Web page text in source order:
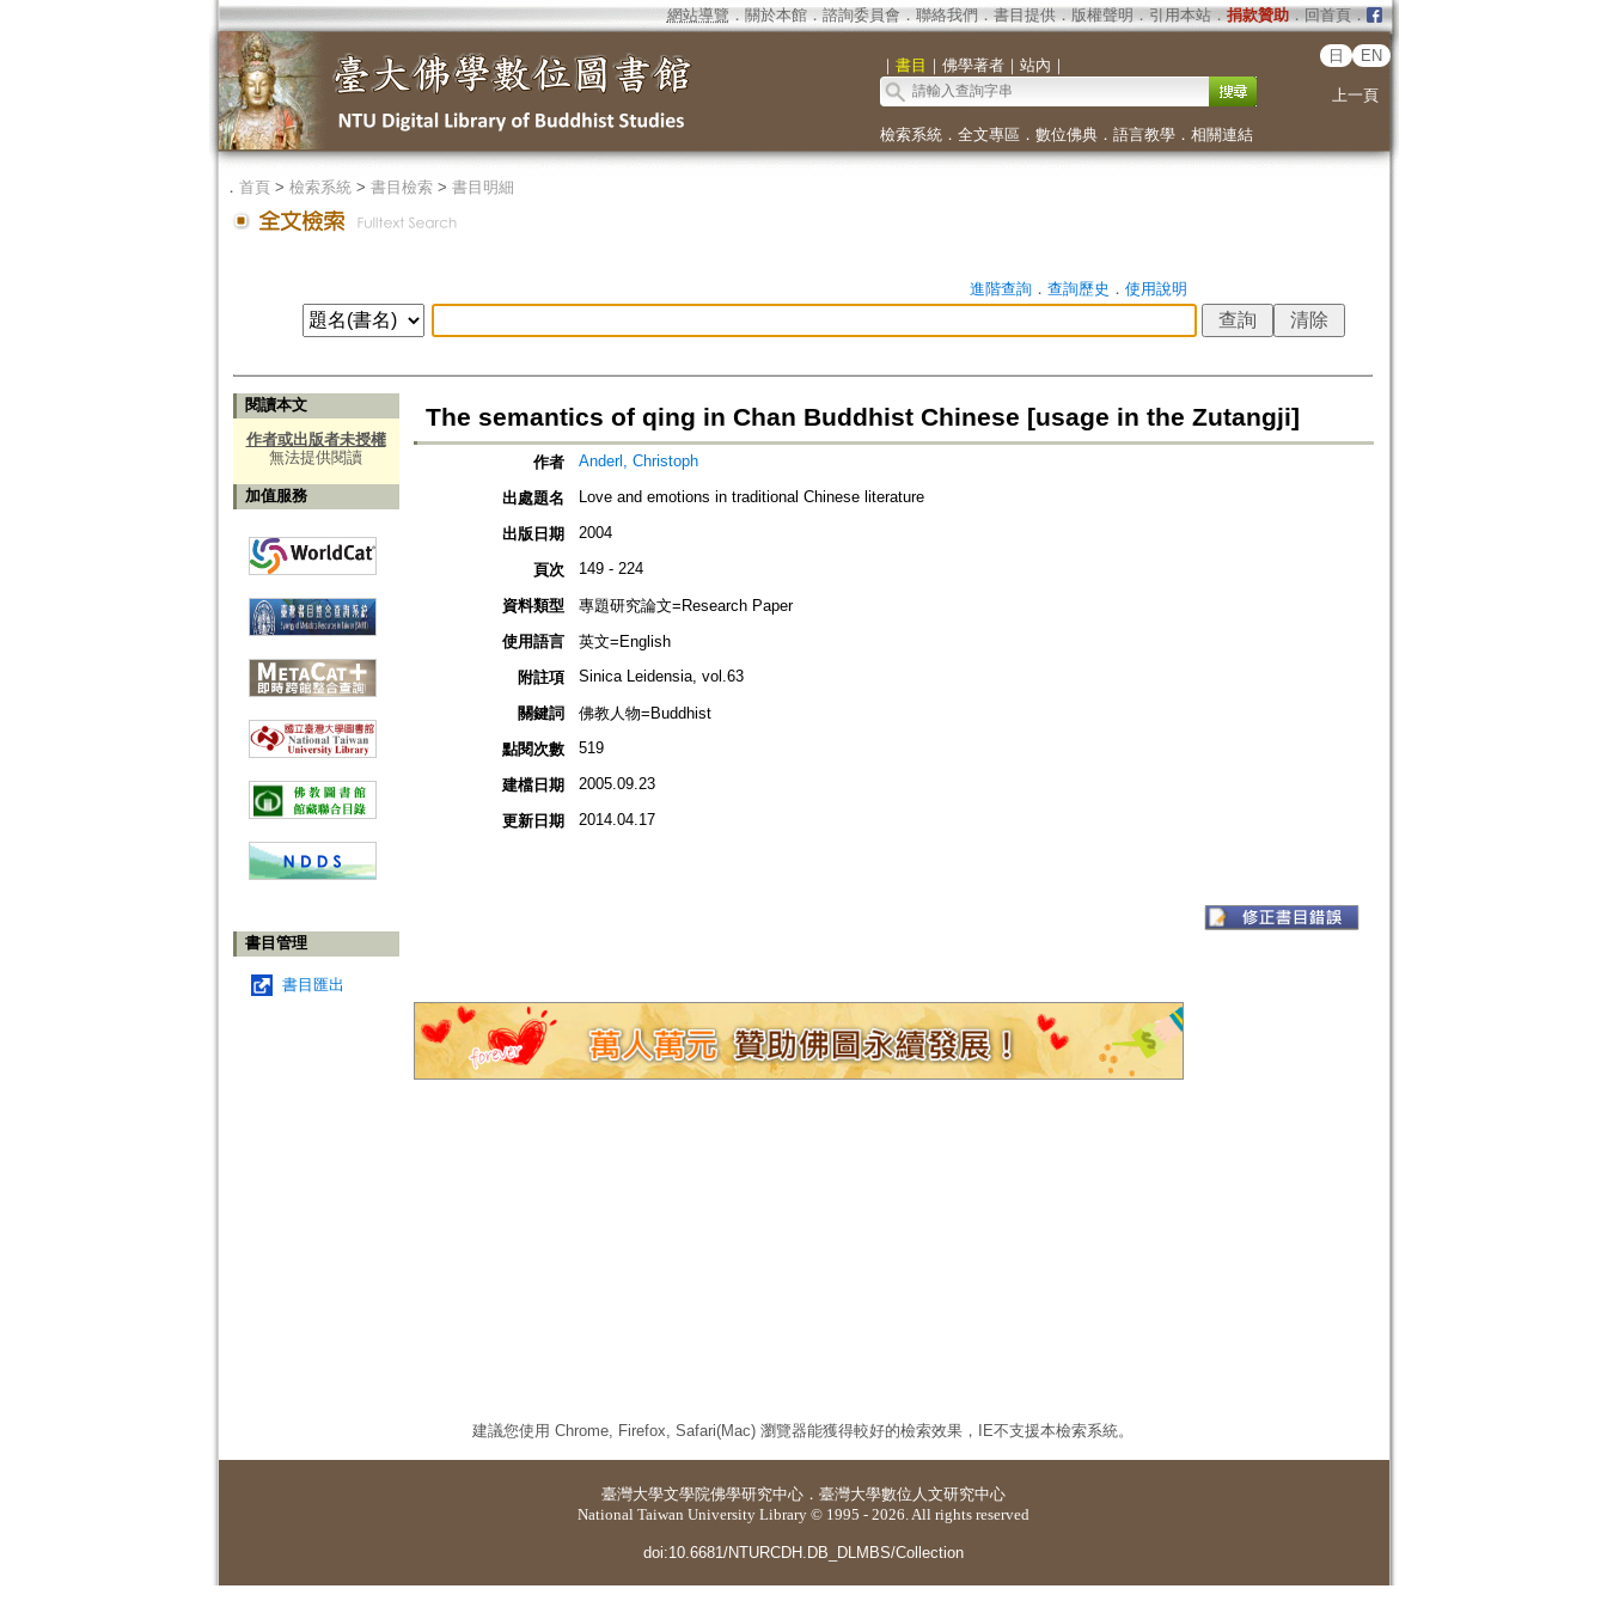
網站導覽 ． 關於本館． 諮詢委員會． 聯絡我們 ． 書目提供． 版權聲明 ． 引用本站． 捐款贊助．回首頁．
｜ 書目 ｜ 佛學著者｜ 站內 ｜
日 EN
上一頁
檢索系統． 全文專區 ． 數位佛典． 語言教學． 相關連結
． 首頁> 檢索系統> 書目檢索> 書目明細
進階查詢． 查詢歷史 ． 使用說明
閱讀本文
作者或出版者未授權
無法提供閱讀
加值服務
書目管理
書目匯出
The semantics of qing in Chan Buddhist Chinese [usage in the Zutangji]
作者 Anderl, Christoph
出處題名 Love and emotions in traditional Chinese literature
出版日期 2004
頁次 149 - 224
資料類型
專題研究論文=Research Paper
使用語言
英文=English
附註項
Sinica Leidensia, vol.63
關鍵詞
佛教人物=Buddhist
點閱次數
519
建檔日期 2005.09.23
更新日期 2014.04.17
建議您使用 Chrome, Firefox, Safari(Mac) 瀏覽器能獲得較好的檢索效果，IE不支援本檢索系統。
臺灣大學文學院佛學研究中心 ． 臺灣大學數位人文研究中心
National Taiwan University Library © 1995 - 2026. All rights reserved
doi:10.6681/NTURCDH.DB_DLMBS/Collection